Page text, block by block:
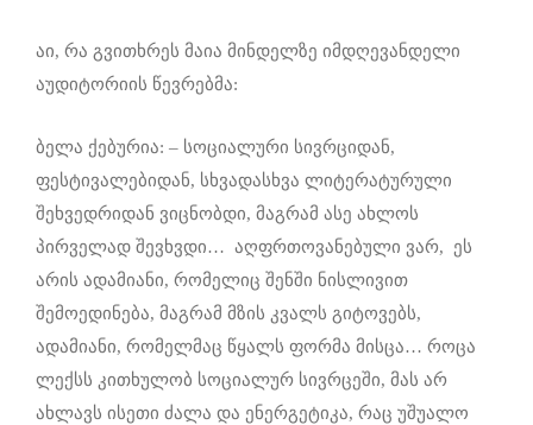
აი, რა გვითხრეს მაია მინდელზე იმდღევანდელი
აუდიტორიის წევრებმა:
ბელა ქებურია: – სოციალური სივრციდან,
ფესტივალებიდან, სხვადასხვა ლიტერატურული
შეხვედრიდან ვიცნობდი, მაგრამ ასე ახლოს
პირველად შევხვდი… აღფრთოვანებული ვარ, ეს
არის ადამიანი, რომელიც შენში ნისლივით
შემოედინება, მაგრამ მზის კვალს გიტოვებს,
ადამიანი, რომელმაც წყალს ფორმა მისცა… როცა
ლექსს კითხულობ სოციალურ სივრცეში, მას არ
ახლავს ისეთი ძალა და ენერგეტიკა, რაც უშუალო